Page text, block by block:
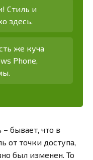
Стиль и
здесь.
же куча
Phone,
бывает, что в
от точки доступа,
был изменен. То